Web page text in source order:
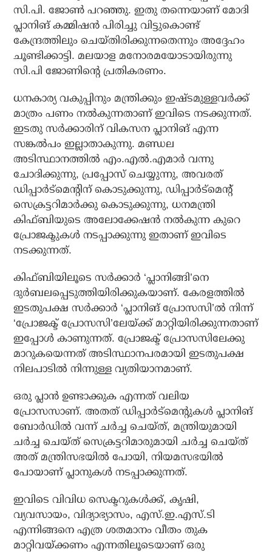
സി.പി. ജോണ്‍ പറഞ്ഞു. ഇതു തന്നെയാണ് മോദി
പ്ലാനിങ് കമ്മിഷന്‍ പിരിച്ചു വിട്ടുകൊണ്ട്
കേന്ദ്രത്തിലും ചെയ്തിരിക്കുന്നതെന്നും അദ്ദേഹം
ചൂണ്ടിക്കാട്ടി. മലയാള മനോരമയോടായിരുന്നു
സി.പി ജോണിന്റെ പ്രതികരണം.
ധനകാര്യ വകുപ്പിനും മന്ത്രിക്കും ഇഷ്ടമുള്ളവര്‍ക്ക്
മാത്രം പണം നല്‍കുന്നതാണ് ഇവിടെ നടക്കുന്നത്.
ഇടതു സര്‍ക്കാരിന് വികസന പ്ലാനിങ് എന്ന
സങ്കല്‍പം ഇല്ലാതാകുന്നു. മണ്ഡല
അടിസ്ഥാനത്തില്‍ എം.എല്‍.എമാര്‍ വന്നു
ചോദിക്കുന്നു, പ്രപ്പോസ് ചെയ്യുന്നു, അവരത്
ഡിപ്പാര്‍ട്‌മെന്റിന് കൊടുക്കുന്നു, ഡിപ്പാര്‍ട്‌മെന്റ്
സെക്രട്ടറിമാര്‍ക്കു കൊടുക്കുന്നു, ധനമന്ത്രി
കിഫ്ബിയുടെ അലോക്കേഷന്‍ നല്‍കുന്ന കുറെ
പ്രോജക്ടുകള്‍ നടപ്പാക്കുന്നു ഇതാണ് ഇവിടെ
നടക്കുന്നത്.
കിഫ്ബിയിലൂടെ സര്‍ക്കാര്‍ ‘പ്ലാനിങ്ങി’നെ
ദുര്‍ബലപ്പെടുത്തിയിരിക്കുകയാണ്. കേരളത്തില്‍
ഇടതുപക്ഷ സര്‍ക്കാര്‍ ‘പ്ലാനിങ് പ്രോസസി’ല്‍ നിന്ന്
‘പ്രോജക്ട് പ്രോസസി’ലേയ്ക്ക് മാറ്റിയിരിക്കുന്നതാണ്
ഇപ്പോള്‍ കാണുന്നത്. പ്രോജക്ട് പ്രോസസിലേക്കു
മാറുകയെന്നത് അടിസ്ഥാനപരമായി ഇടതുപക്ഷ
നിലപാടില്‍ നിന്നുള്ള വ്യതിയാനമാണ്.
ഒരു പ്ലാന്‍ ഉണ്ടാക്കുക എന്നത് വലിയ
പ്രോസസാണ്. അതത് ഡിപ്പാര്‍ട്‌മെന്റുകള്‍ പ്ലാനിങ്
ബോര്‍ഡില്‍ വന്ന് ചര്‍ച്ച ചെയ്ത്, മന്ത്രിയുമായി
ചര്‍ച്ച ചെയ്ത് സെക്രട്ടറിമാരുമായി ചര്‍ച്ച ചെയ്ത്
അത് മന്ത്രിസഭയില്‍ പോയി, നിയമസഭയില്‍
പോയാണ് പ്ലാനുകള്‍ നടപ്പാക്കുന്നത്.
ഇവിടെ വിവിധ സെക്ടറുകള്‍ക്ക്, കൃഷി,
വ്യവസായം, വിദ്യാഭ്യാസം, എസ്.ഇ.എസ്.ടി
എന്നിങ്ങനെ എത്ര ശതമാനം വീതം തുക
മാറ്റിവയ്ക്കണം എന്നതിലൂടെയാണ് ഒരു